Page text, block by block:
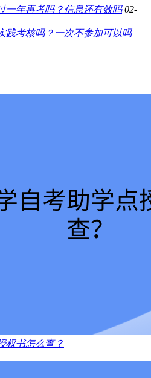
一年再考吗？信息还有效吗 02-
践考核吗？一次不参加可以吗
权书怎么查？